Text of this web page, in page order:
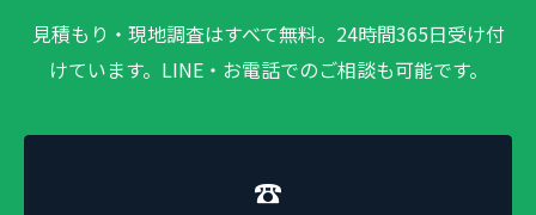
見積もり・現地調査はすべて無料。24時間365日受け付
けています。LINE・お電話でのご相談も可能です。
☎